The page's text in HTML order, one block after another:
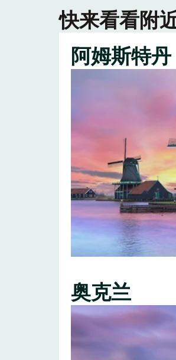
快来看看附
阿姆斯特丹
奥克兰